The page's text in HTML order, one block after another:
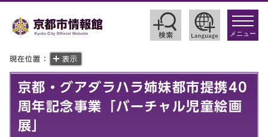
toggle
メニュー
現在位置： 表示
京都・グアダラハラ姉妹都市提携40
周年記念事業「バーチャル児童絵画
展」